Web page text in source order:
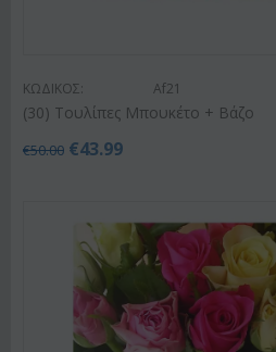
ΚΩΔΙΚΟΣ: Af21
(30) Τουλίπες Μπουκέτο + Βάζο
€50.00 €43.99